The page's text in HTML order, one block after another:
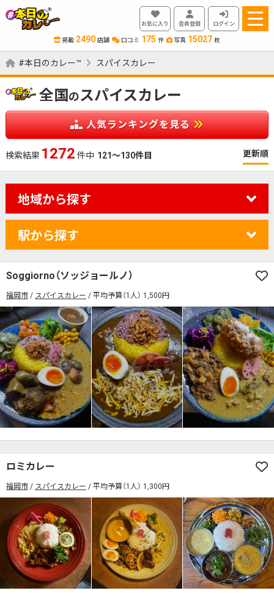
お気に入り 会員登録 ログイン
掲載 2490 店舗 口コミ 175 件 写真 15027 枚
#本日のカレー™ スパイスカレー
全国 のスパイスカレー
人気ランキングを見る
検索結果 1419 件中 121～130件目 更新順
地域から探す
カレーのジャンルを絞り込む
無料駐車場あり 1人でも入りやすいお店
モーニングあり ランチあり 夜10時以降も営業
年中無休 5名以上の団体歓迎 テイクアウトOK
デリバリー対応 禁煙席のみ 喫煙席あり
カウンター席あり テーブル席あり テラス席あり
テラス席ペット可 子連れ・赤ちゃんOK
カレー専門店 辛さが選べるお店
キッズメニューあり
カード決済可 電子マネー決済可
#本日のカレー見た！で特典あり
検索する
駅から探す
カレーのジャンルを絞り込む
席の予約可 駅から徒歩5分以内
無料駐車場あり 1人でも入りやすいお店
モーニングあり ランチあり 夜10時以降も営業
年中無休 5名以上の団体歓迎 テイクアウトOK
デリバリー対応 禁煙席のみ 喫煙席あり
キッズメニューあり ポイント貯まる・使える
カード決済可 電子マネー決済可
#本日のカレー見た！で特典あり
検索する
Soggiorno（ソッジョールノ）
福岡市 スパイスカレー 平均予算（1人） 1,500円
ロミカレー
福岡市 スパイスカレー 平均予算（1人） 1,300円